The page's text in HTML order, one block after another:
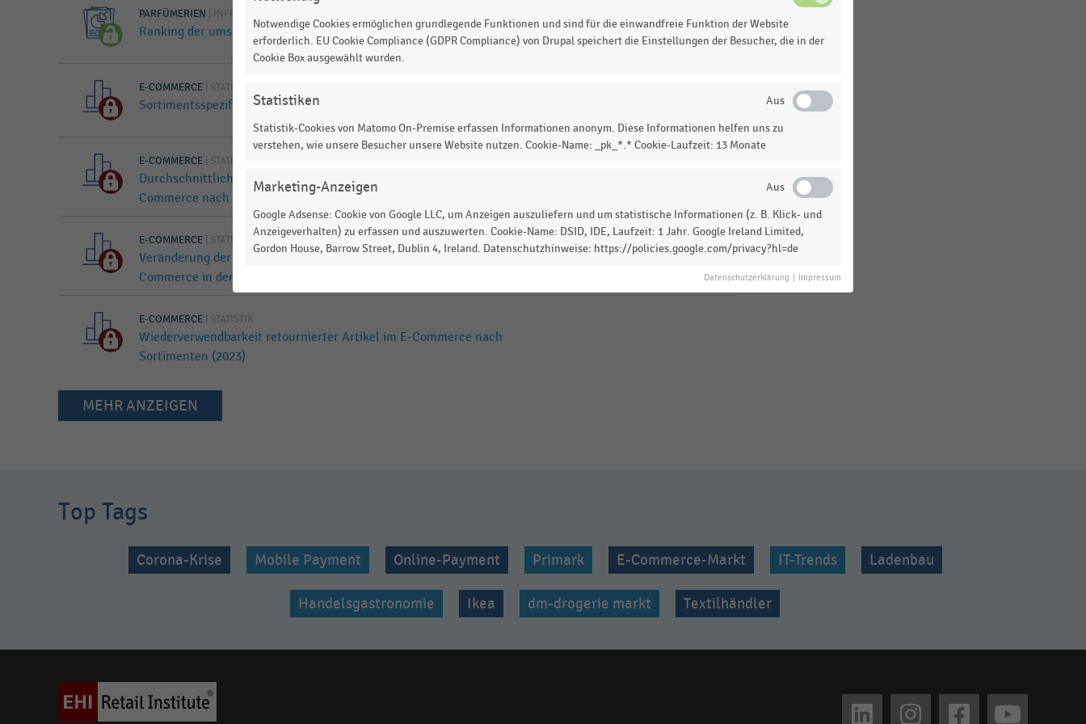
PARFÜMERIEN INFOGRAFIK
Ranking der umsatzstärksten Parfümerien in Deutschland 2019
E-COMMERCE STATISTIK
Sortimentsspezifische Retourenquote im E-Commerce (2023)
E-COMMERCE STATISTIK
Durchschnittliche Bearbeitungskosten pro retournierten Artikel im E-
Commerce nach Sortimenten (2023)
E-COMMERCE STATISTIK
Veränderung der sortimentsspezifischen Retourenquoten im E-
Commerce in den letzten drei Jahren (2023)
E-COMMERCE STATISTIK
Wiederverwendbarkeit retournierter Artikel im E-Commerce nach
Sortimenten (2023)
MEHR ANZEIGEN
Top Tags
Corona-Krise Mobile Payment Online-Payment Primark E-Commerce-Markt IT-Trends Ladenbau
Handelsgastronomie Ikea dm-drogerie markt Textilhändler
Notwendige Cookies ermöglichen grundlegende Funktionen und sind für die einwandfreie Funktion der Website
erforderlich. EU Cookie Compliance (GDPR Compliance) von Drupal speichert die Einstellungen der Besucher, die in der
Cookie Box ausgewählt wurden.
Statistiken
Statistik-Cookies von Matomo On-Premise erfassen Informationen anonym. Diese Informationen helfen uns zu
verstehen, wie unsere Besucher unsere Website nutzen. Cookie-Name: _pk_*.* Cookie-Laufzeit: 13 Monate
Marketing-Anzeigen
Google Adsense: Cookie von Google LLC, um Anzeigen auszuliefern und um statistische Informationen (z. B. Klick- und
Anzeigeverhalten) zu erfassen und auszuwerten. Cookie-Name: DSID, IDE, Laufzeit: 1 Jahr. Google Ireland Limited,
Gordon House, Barrow Street, Dublin 4, Ireland. Datenschutzhinweise: https://policies.google.com/privacy?hl=de
Datenschutzerklärung Impressum